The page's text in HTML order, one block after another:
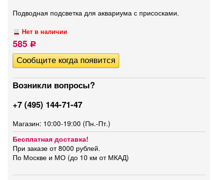
Подводная подсветка для аквариума с присосками.
Нет в наличии
585 Р
Возникли вопросы?
+7 (495) 144-71-47
Магазин: 10:00-19:00 (Пн.-Пт.)
Бесплатная доставка!
При заказе от 8000 рублей.
По Москве и МО (до 10 км от МКАД)